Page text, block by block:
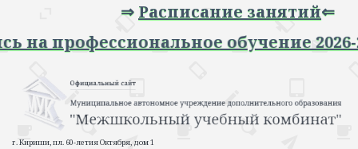
⇒Расписание занятий
на профессиональное обучение
г. Кириши, пл. 60-летия Октября, дом 1